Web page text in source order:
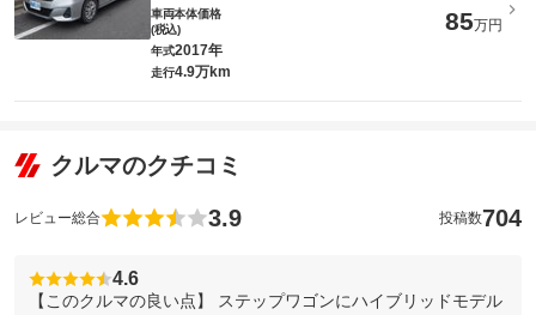
車両本体価格
(税込)
85万円
年式2017年
走行4.9万km
クルマのクチコミ
レビュー総合 3.9 投稿数704
4.6
【このクルマの良い点】 ステップワゴンにハイブリッドモデル